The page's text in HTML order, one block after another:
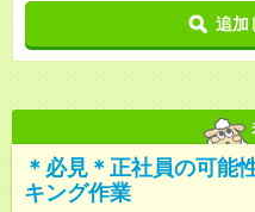
追加
＊必見＊正社員の可能
キング作業